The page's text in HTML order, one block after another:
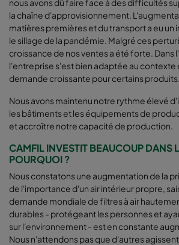
la chaîne d'approvisionnement.
matières premières et du transport a eu un
le sillage de la pandémie. Malgré ces
croissance de nos ventes a été forte. Dans
l'entreprise s'est bien adaptée au contexte
demande croissante pour certains produits.
Nous avons maintenu notre rythme élevé
les bâtiments et les équipements de
et accroître notre capacité de production.
CAMFIL INVESTIT BEAUCOUP DANS
POURQUOI ?
Nous constatons une augmentation de la
de l'importance d'un air intérieur propre,
demande mondiale de filtres à air
durables - protégeant les personnes et
sur l'environnement - est en constante
Nous n'attendons pas que d'autres